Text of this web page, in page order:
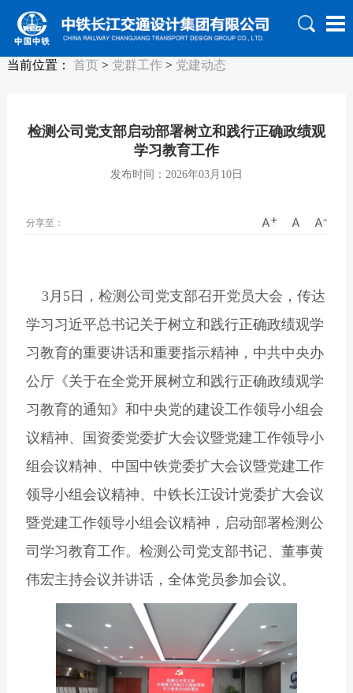
当前位置： 首页> 党群工作> 党建动态
检测公司党支部启动部署树立和践行正确政绩观
学习教育工作
发布时间：2026年03月10日
分享至：
3月5日，检测公司党支部召开党员大会，传达
学习习近平总书记关于树立和践行正确政绩观学
习教育的重要讲话和重要指示精神，中共中央办
公厅《关于在全党开展树立和践行正确政绩观学
习教育的通知》和中央党的建设工作领导小组会
议精神、国资委党委扩大会议暨党建工作领导小
组会议精神、中国中铁党委扩大会议暨党建工作
领导小组会议精神、中铁长江设计党委扩大会议
暨党建工作领导小组会议精神，启动部署检测公
司学习教育工作。检测公司党支部书记、董事黄
伟宏主持会议并讲话，全体党员参加会议。